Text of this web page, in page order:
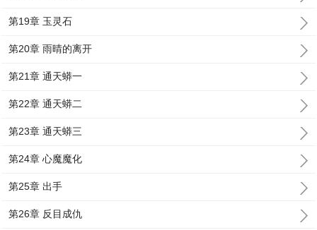
第19章 玉灵石
第20章 雨晴的离开
第21章 通天蟒一
第22章 通天蟒二
第23章 通天蟒三
第24章 心魔魔化
第25章 出手
第26章 反目成仇